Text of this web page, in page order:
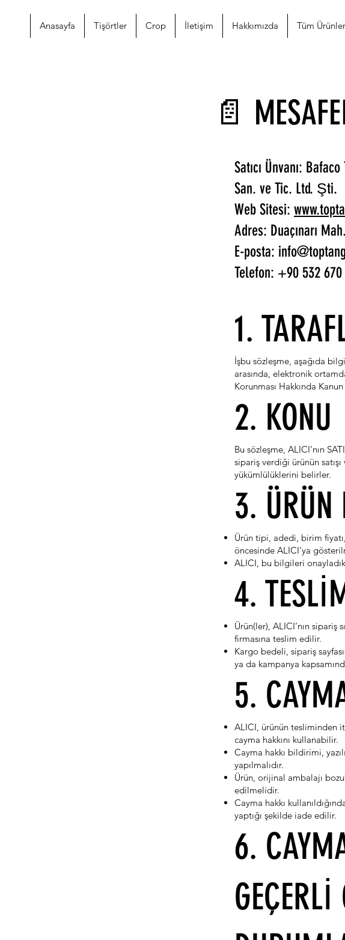
Ürünleri arayın
Anasayfa Tişörtler Crop İletişim Hakkımızda Tüm Ürünler
📄
Satıcı Ünvanı:
San. ve Tic. Ltd. Şti.
Web Sitesi:
Adres: Duaçınarı
E-posta:
Telefon: +90 532
1.
İşbu sözleşme, aşağıda
arasında, elektronik
Korunması Hakkında
2. KONU
Bu sözleşme, ALICI’nın
sipariş verdiği ürünün
yükümlülüklerini belirler.
3. ÜRÜN
Ürün tipi, adedi, birim
öncesinde ALICI’ya
ALICI, bu bilgileri
4.
Ürün(ler), ALICI’nın
firmasına teslim edilir.
Kargo bedeli, sipariş
ya da kampanya
5.
ALICI, ürünün tesliminden
cayma hakkını kullanabilir.
Cayma hakkı bildirimi,
yapılmalıdır.
Ürün, orijinal ambalajı
edilmelidir.
Cayma hakkı
yaptığı şekilde iade edilir.
6.